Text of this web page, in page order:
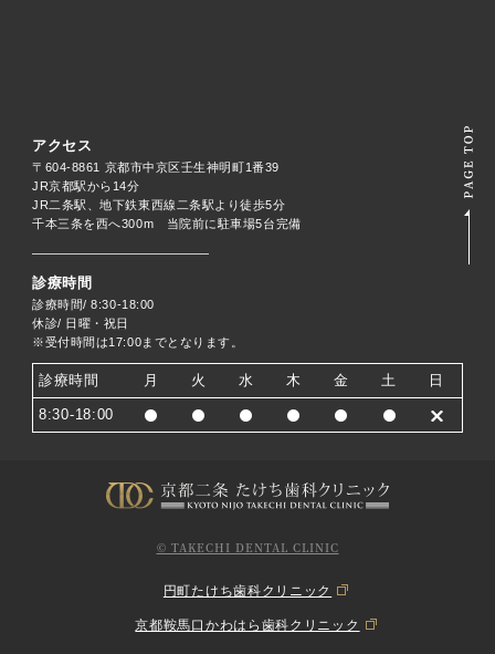
アクセス
〒604-8861 京都市中京区壬生神明町1番39
JR京都駅から14分
JR二条駅、地下鉄東西線二条駅より徒歩5分
千本三条を西へ300m 当院前に駐車場5台完備
診療時間
診療時間/ 8:30-18:00
休診/ 日曜・祝日
※受付時間は17:00までとなります。
診療時間 月 火 水 木 金 土 日
8:30-18:00
© TAKECHI DENTAL CLINIC
円町たけち歯科クリニック
京都鞍馬口かわはら歯科クリニック